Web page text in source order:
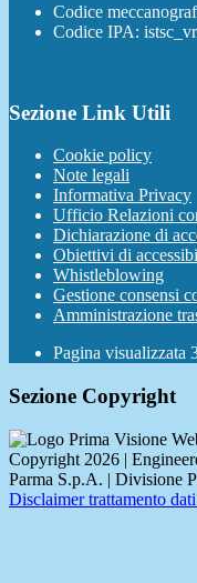
Codice
Codice IPA:
Sezione Link Utili
Cookie policy
Note legali
Informativa Privacy
Ufficio Relazioni
Dichiarazione di
Obiettivi di
Whistleblowing
Gestione consensi
Amministrazione
Pagina visualizzata
Sezione Copyright
Copyright 2026 |
Parma S.p.A. | Divisione
Disclaimer trattamento